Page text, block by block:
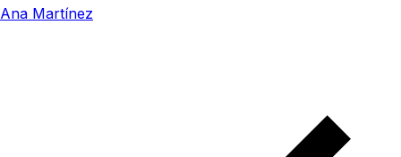
Ana Martínez